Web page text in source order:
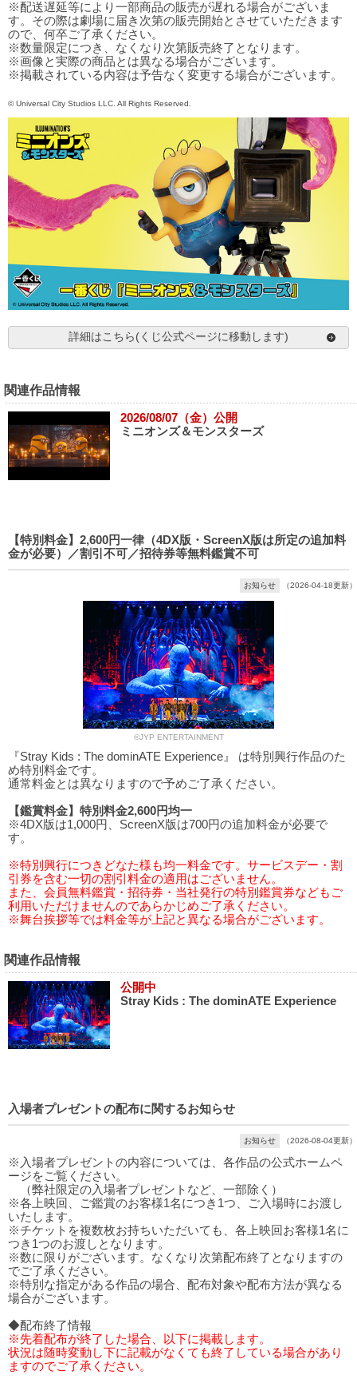
※配送遅延等により一部商品の販売が遅れる場合がございま
す。その際は劇場に届き次第の販売開始とさせていただきます
ので、何卒ご了承ください。
※数量限定につき、なくなり次第販売終了となります。
※画像と実際の商品とは異なる場合がございます。
※掲載されている内容は予告なく変更する場合がございます。
© Universal City Studios LLC. All Rights Reserved.
詳細はこちら(くじ公式ページに移動します)
関連作品情報
2026/08/07（金）公開
ミニオンズ＆モンスターズ
【特別料金】2,600円一律（4DX版・ScreenX版は所定の追加料
金が必要）／割引不可／招待券等無料鑑賞不可
お知らせ （2026-04-18更新）
©JYP ENTERTAINMENT
『Stray Kids : The dominATE Experience』 は特別興行作品のた
め特別料金です。
通常料金とは異なりますので予めご了承ください。
【鑑賞料金】特別料金2,600円均一
※4DX版は1,000円、ScreenX版は700円の追加料金が必要で
す。
※特別興行につきどなた様も均一料金です。サービスデー・割
引券を含む一切の割引料金の適用はございません。
また、会員無料鑑賞・招待券・当社発行の特別鑑賞券などもご
利用いただけませんのであらかじめご了承ください。
※舞台挨拶等では料金等が上記と異なる場合がございます。
関連作品情報
公開中
Stray Kids : The dominATE Experience
入場者プレゼントの配布に関するお知らせ
お知らせ （2026-08-04更新）
※入場者プレゼントの内容については、各作品の公式ホームペ
ージをご覧ください。
（弊社限定の入場者プレゼントなど、一部除く）
※各上映回、ご鑑賞のお客様1名につき1つ、ご入場時にお渡し
いたします。
※チケットを複数枚お持ちいただいても、各上映回お客様1名に
つき1つのお渡しとなります。
※数に限りがございます。なくなり次第配布終了となりますの
でご了承ください。
※特別な指定がある作品の場合、配布対象や配布方法が異なる
場合がございます。
◆配布終了情報
※先着配布が終了した場合、以下に掲載します。
状況は随時変動し下に記載がなくても終了している場合があり
ますのでご了承ください。